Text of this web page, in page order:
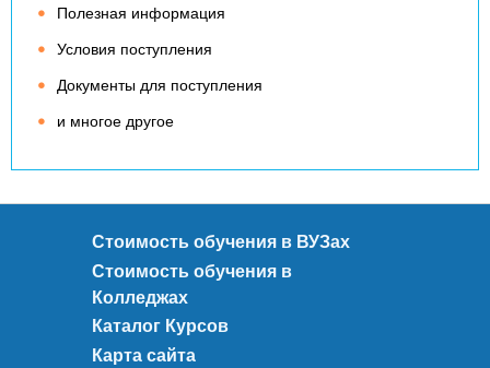
Полезная информация
Условия поступления
Документы для поступления
и многое другое
Стоимость обучения в ВУЗах
Стоимость обучения в
Колледжах
Каталог Курсов
Карта сайта